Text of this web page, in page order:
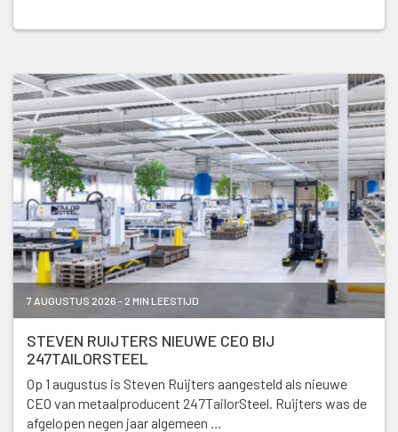
7 AUGUSTUS 2026 - 2 MIN LEESTIJD
STEVEN RUIJTERS NIEUWE CEO BIJ
247TAILORSTEEL
Op 1 augustus is Steven Ruijters aangesteld als nieuwe
CEO van metaalproducent 247TailorSteel. Ruijters was de
afgelopen negen jaar algemeen …